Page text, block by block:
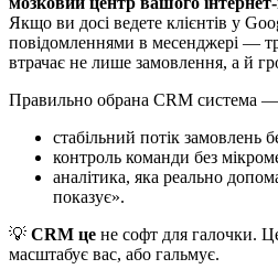
Якщо ви досі ведете клієнтів у
повідомленнями в месенджері —
втрачає не лише замовлення, а й
Правильно обрана CRM система
стабільний потік замовлень
контроль команди без
аналітика, яка реально
показує».
💡 CRM це не софт для галочки.
масштабує вас, або гальмує.